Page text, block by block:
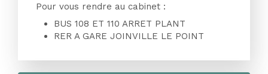
Pour vous rendre au cabinet :
BUS 108 ET 110 ARRET PLANT
RER A GARE JOINVILLE LE POINT